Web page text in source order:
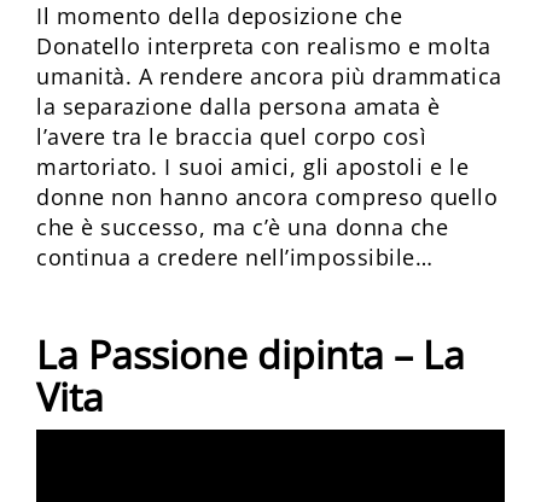
Il momento della deposizione che
Donatello interpreta con realismo e molta
umanità. A rendere ancora più drammatica
la separazione dalla persona amata è
l’avere tra le braccia quel corpo così
martoriato. I suoi amici, gli apostoli e le
donne non hanno ancora compreso quello
che è successo, ma c’è una donna che
continua a credere nell’impossibile…
La Passione dipinta – La
Vita